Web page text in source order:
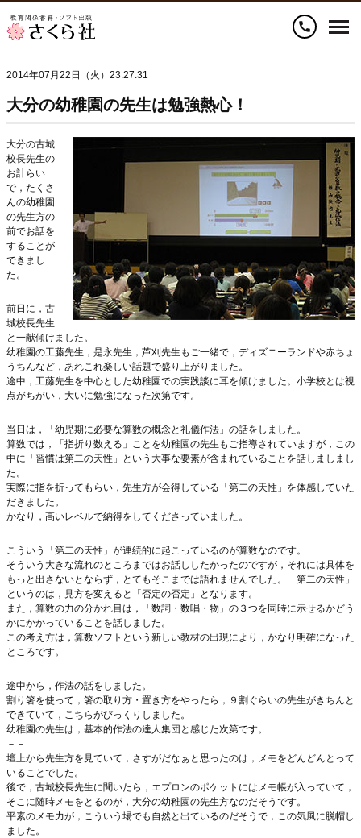
call
2014年07月22日（火）23:27:31
大分の幼稚園の先生は勉強熱心！
大分の古城
校長先生の
お計らい
で，たくさ
んの幼稚園
の先生方の
前でお話を
することが
できまし
た。
前日に，古
城校長先生
と一献傾けました。
幼稚園の工藤先生，是永先生，芦刈先生もご一緒で，ディズニーランドや赤ちょ
うちんなど，あれこれ楽しい話題で盛り上がりました。
途中，工藤先生を中心とした幼稚園での実践談に耳を傾けました。小学校とは視
点がちがい，大いに勉強になった次第です。
当日は，「幼児期に必要な算数の概念と礼儀作法」の話をしました。
算数では，「指折り数える」ことを幼稚園の先生もご指導されていますが，この
中に「習慣は第二の天性」という大事な要素が含まれていることを話しましまし
た。
実際に指を折ってもらい，先生方が会得している「第二の天性」を体感していた
だきました。
かなり，高いレベルで納得をしてくださっていました。
こういう「第二の天性」が連続的に起こっているのが算数なのです。
そういう大きな流れのところまではお話ししたかったのですが，それには具体を
もっと出さないとならず，とてもそこまでは語れませんでした。「第二の天性」
というのは，見方を変えると「否定の否定」となります。
また，算数の力の分かれ目は，「数詞・数唱・物」の３つを同時に示せるかどう
かにかかっていることを話しました。
この考え方は，算数ソフトという新しい教材の出現により，かなり明確になった
ところです。
途中から，作法の話をしました。
割り箸を使って，箸の取り方・置き方をやったら，９割ぐらいの先生がきちんと
できていて，こちらがびっくりしました。
幼稚園の先生は，基本的作法の達人集団と感じた次第です。
－－
壇上から先生方を見ていて，さすがだなぁと思ったのは，メモをどんどんとって
いることでした。
後で，古城校長先生に聞いたら，エプロンのポケットにはメモ帳が入っていて，
そこに随時メモをとるのが，大分の幼稚園の先生方なのだそうです。
平素のメモ力が，こういう場でも自然と出ているのだそうで，この気風に脱帽し
ました。